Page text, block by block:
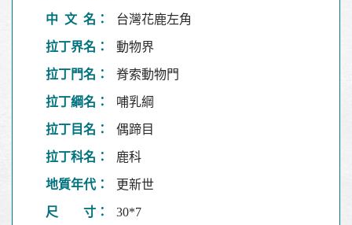
中 文 名： 台灣花鹿左角
拉丁界名： 動物界
拉丁門名： 脊索動物門
拉丁綱名： 哺乳綱
拉丁目名： 偶蹄目
拉丁科名： 鹿科
地質年代： 更新世
尺 寸： 30*7